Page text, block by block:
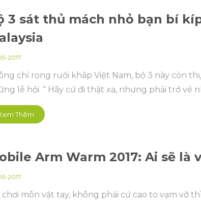
3 sát thủ mách nhỏ bạn bí
2017
chỉ rong ruổi khắp Việt Nam, bộ 3 này còn
lễ hội. “ Hãy cứ đi thật xa, nhưng phải trở về
Thêm
Arm Warm 2017: Ai sẽ là
2017
chơi môn vật tay, không phải cứ cao to vạm vỡ